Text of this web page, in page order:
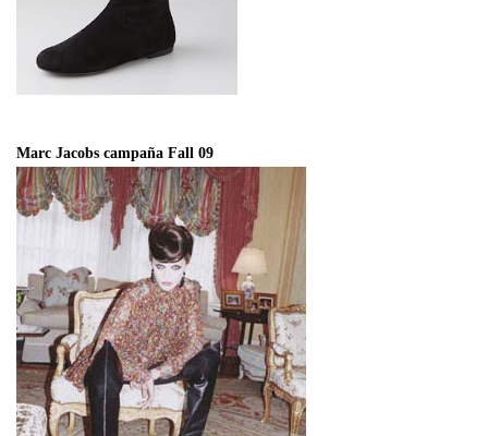
Marc Jacobs campaña Fall 09